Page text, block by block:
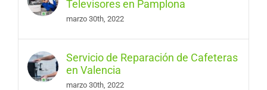
Televisores en Pamplona
marzo 30th, 2022
Servicio de Reparación de Cafeteras
en Valencia
marzo 30th, 2022